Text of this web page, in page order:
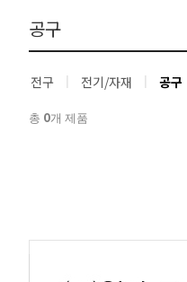
공구
전구 전기/자재 공구
총 0개 제품